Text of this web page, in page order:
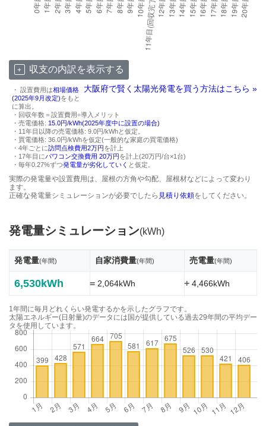
収支の内訳を表示する
大阪府で賢く太陽光発電を買う方法はこちら »
・ 設置費用は相場価格
(2025年9月改定)をもと
に算出。
・回収年数＝設置費用÷導入メリット
・売電価格: 15.0円/kWh(2025年度中に設置の場合)
・11年目以降の売電価格: 9.0円/kWhと仮定。
・買電価格: 36.0円/kWhを仮定(一般的な家庭の買電価格)
・4年ごとに訪問点検費用2万円を計上
・17年目にパワコン交換費用 20万円を計上(20万円/台×1台)
・毎年0.27%ずつ発電量が劣化していく と仮定。
実際の発電量や設置費用は、屋根の方角や勾配、屋根材などによって変わり
ます。
正確な発電量シミュレーションが必要でしたら 見積り依頼をしてください。
発電量シミュレーション(kWh)
発電量(年間) 自家消費量(年間) 売電量(年間)
6,530kWh =2,064kWh +4,466kWh
1年間に毎月どれくらい発電するかを示したグラフです。
太陽エネルギー(日射量)のデータには国が提供している過去29年間の平均デー
タを使用しています。